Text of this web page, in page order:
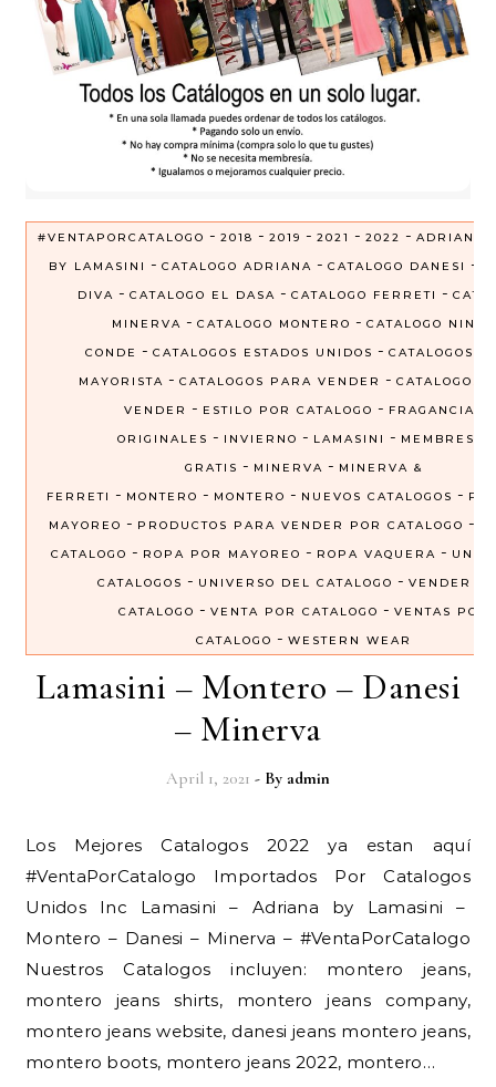
#VENTAPORCATALOGO - 2018 - 2019 - 2021 - 2022 - ADRIANA
BY LAMASINI - CATALOGO ADRIANA - CATALOGO DANESI -
DIVA - CATALOGO EL DASA - CATALOGO FERRETI -
MINERVA - CATALOGO MONTERO - CATALOGO NINEL
CONDE
- CATALOGOS ESTADOS UNIDOS - CATALOGOS
MAYORISTA - CATALOGOS PARA VENDER - CATALOGOS
VENDER
- ESTILO POR CATALOGO - FRAGANCIAS
ORIGINALES - INVIERNO - LAMASINI - MEMBRESIA
GRATIS - MINERVA - MINERVA &
FERRETI
- MONTERO - MONTERO - NUEVOS CATALOGOS -
MAYOREO - PRODUCTOS PARA VENDER POR CATALOGO -
CATALOGO - ROPA POR MAYOREO - ROPA VAQUERA -
CATALOGOS - UNIVERSO DEL CATALOGO - VENDER
CATALOGO - VENTA POR CATALOGO - VENTAS POR
CATALOGO - WESTERN WEAR
Lamasini – Montero – Danesi
– Minerva
April 1, 2021 - By admin
Los Mejores Catalogos 2022 ya estan aquí
#VentaPorCatalogo Importados Por Catalogos
Unidos Inc Lamasini – Adriana by Lamasini –
Montero – Danesi – Minerva – #VentaPorCatalogo
Nuestros Catalogos incluyen: montero jeans,
montero jeans shirts, montero jeans company,
montero jeans website, danesi jeans montero jeans,
montero boots, montero jeans 2022, montero…